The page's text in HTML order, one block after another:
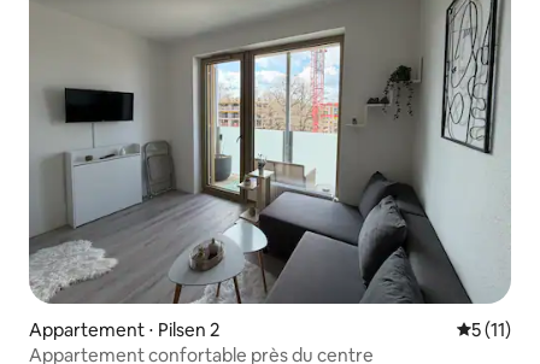
Appartement ⋅ Pilsen 2
5 (11)
Appartement confortable près du centre